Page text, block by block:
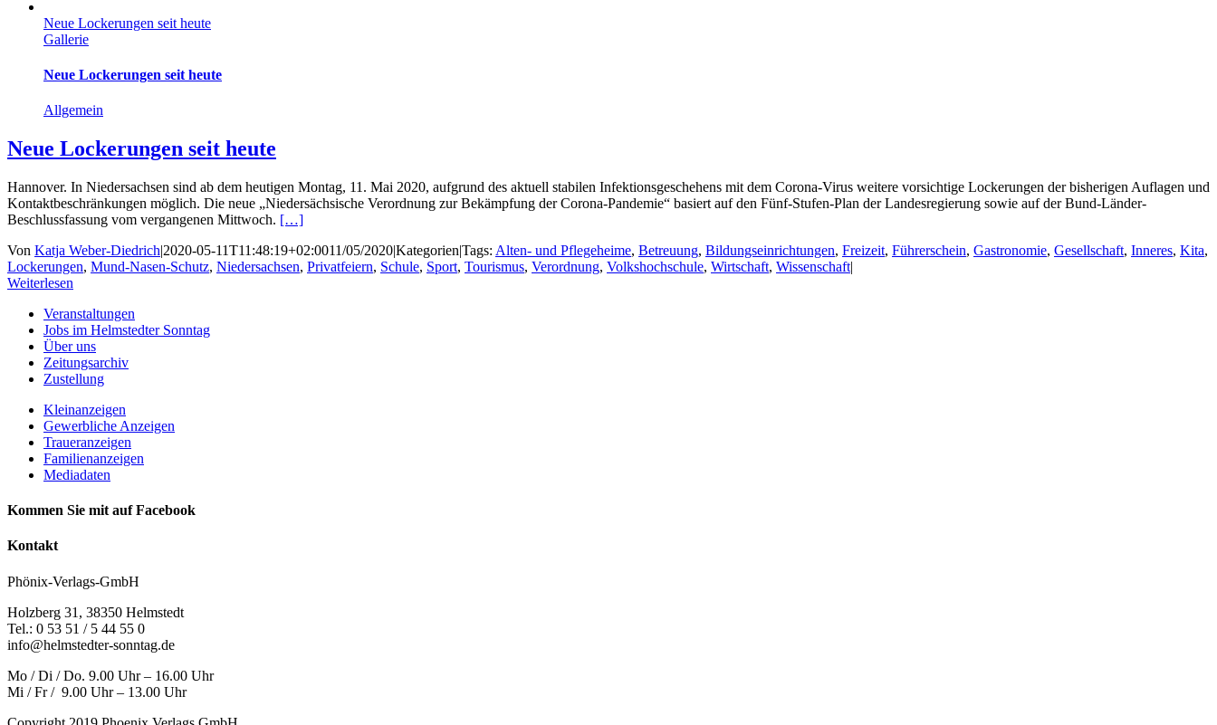
Neue Lockerungen seit heute
Gallerie
Neue Lockerungen seit heute
Allgemein
Neue Lockerungen seit heute
Hannover. In Niedersachsen sind ab dem heutigen Montag, 11. Mai 2020, aufgrund des aktuell stabilen Infektionsgeschehens mit dem Corona-Virus weitere vorsichtige Lockerungen der bisherigen Auflagen und
Kontaktbeschränkungen möglich. Die neue „Niedersächsische Verordnung zur Bekämpfung der Corona-Pandemie“ basiert auf den Fünf-Stufen-Plan der Landesregierung sowie auf der Bund-Länder-
Beschlussfassung vom vergangenen Mittwoch. […]
Von Katja Weber-Diedrich|2020-05-11T11:48:19+02:0011/05/2020|Kategorien|Tags: Alten- und Pflegeheime, Betreuung, Bildungseinrichtungen, Freizeit, Führerschein, Gastronomie, Gesellschaft, Inneres, Kita,
Lockerungen, Mund-Nasen-Schutz, Niedersachsen, Privatfeiern, Schule, Sport, Tourismus, Verordnung, Volkshochschule, Wirtschaft, Wissenschaft|
Weiterlesen
Veranstaltungen
Jobs im Helmstedter Sonntag
Über uns
Zeitungsarchiv
Zustellung
Kleinanzeigen
Gewerbliche Anzeigen
Traueranzeigen
Familienanzeigen
Mediadaten
Kommen Sie mit auf Facebook
Kontakt
Phönix-Verlags-GmbH
Holzberg 31, 38350 Helmstedt
Tel.: 0 53 51 / 5 44 55 0
info@helmstedter-sonntag.de
Mo / Di / Do. 9.00 Uhr – 16.00 Uhr
Mi / Fr / 9.00 Uhr – 13.00 Uhr